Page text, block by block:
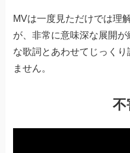
MVは一度見ただけでは理
が、非常に意味深な展開
な歌詞とあわせてじっく
ません。
不